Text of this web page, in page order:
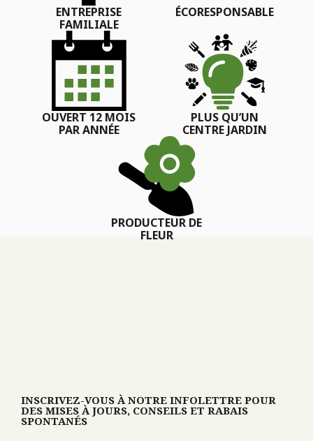
ENTREPRISE
FAMILIALE
ÉCORESPONSABLE
OUVERT 12 MOIS
PAR ANNÉE
PLUS QU’UN
CENTRE JARDIN
PRODUCTEUR DE
FLEUR
INSCRIVEZ-VOUS À NOTRE INFOLETTRE POUR
DES MISES À JOURS, CONSEILS ET RABAIS
SPONTANÉS